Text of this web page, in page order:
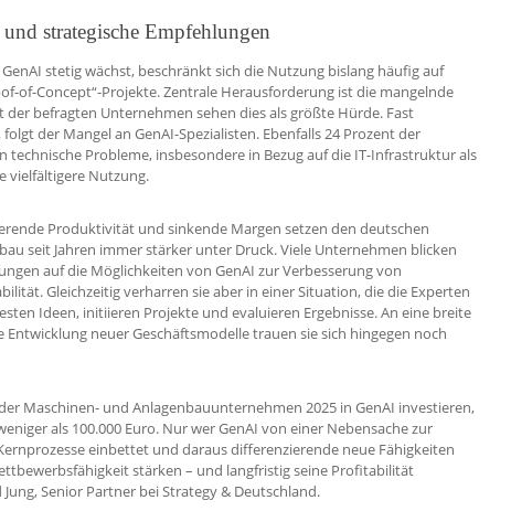
strategische Empfehlungen
stetig wächst, beschränkt sich die Nutzung bislang häufig auf
of-Concept“-Projekte. Zentrale Herausforderung ist die mangelnde
der befragten Unternehmen sehen dies als größte Hürde. Fast
der Mangel an GenAI-Spezialisten. Ebenfalls 24 Prozent der
technische Probleme, insbesondere in Bezug auf die IT-Infrastruktur als
vielfältigere Nutzung.
Produktivität und sinkende Margen setzen den deutschen
seit Jahren immer stärker unter Druck. Viele Unternehmen blicken
auf die Möglichkeiten von GenAI zur Verbesserung von
Gleichzeitig verharren sie aber in einer Situation, die die Experten
Ideen, initiieren Projekte und evaluieren Ergebnisse. An eine breite
neuer Geschäftsmodelle trauen sie sich hingegen noch
Maschinen- und Anlagenbauunternehmen 2025 in GenAI investieren,
als 100.000 Euro. Nur wer GenAI von einer Nebensache zur
einbettet und daraus differenzierende neue Fähigkeiten
stärken – und langfristig seine Profitabilität
Senior Partner bei Strategy & Deutschland.